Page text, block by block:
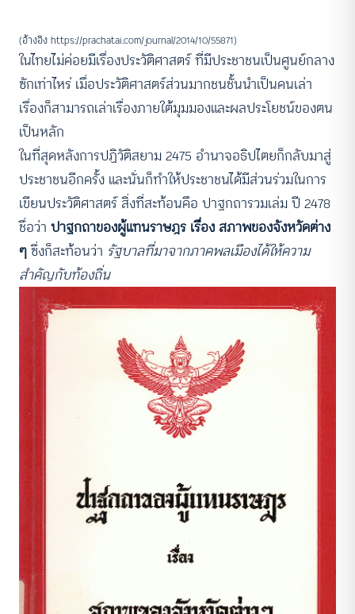
(อ้างอิง https://prachatai.com/journal/2014/10/55871)
ในไทยไม่ค่อยมีเรื่องประวัติศาสตร์ ที่มีประชาชนเป็นศูนย์กลาง
ซักเท่าไหร่ เมื่อประวัติศาสตร์ส่วนมากชนชั้นนำเป็นคนเล่า
เรื่องก็สามารถเล่าเรื่องภายใต้มุมมองและผลประโยชน์ของตน
เป็นหลัก
ในที่สุดหลังการปฏิวัติสยาม 2475 อำนาจอธิปไตยก็กลับมาสู่
ประชาชนอีกครั้ง และนั่นก็ทำให้ประชาชนได้มีส่วนร่วมในการ
เขียนประวัติศาสตร์ สิ่งที่สะท้อนคือ ปาฐกถารวมเล่ม ปี 2478
ชื่อว่า ปาฐกถาของผู้แทนราษฎร เรื่อง สภาพของจังหวัดต่าง
ๆซึ่งก็สะท้อนว่า รัฐบาลที่มาจากภาคพลเมืองได้ให้ความ
สำคัญกับท้องถิ่น